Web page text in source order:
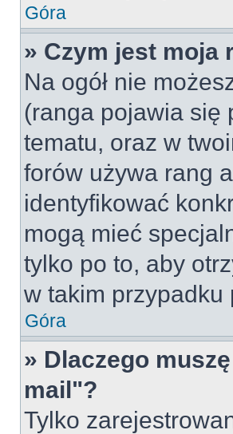
Góra
» Czym jest moja
Na ogół nie
(ranga pojawia się
tematu, oraz w
forów używa rang
identyfikować
mogą mieć
tylko po to, aby
w takim przypadku
Góra
» Dlaczego
mail"?
Tylko